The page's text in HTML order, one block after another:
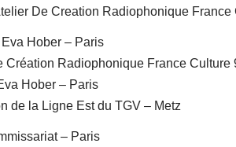
De Creation Radiophonique France
Hober – Paris
Création Radiophonique France Culture
Hober – Paris
de la Ligne Est du TGV – Metz
– Paris